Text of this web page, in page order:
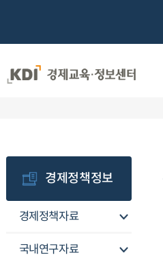
경제정책정보
경제정책자료
국내연구자료